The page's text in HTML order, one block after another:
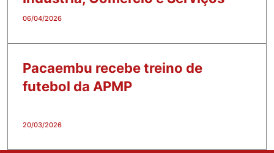
06/04/2026
Pacaembu recebe treino de
futebol da APMP
20/03/2026